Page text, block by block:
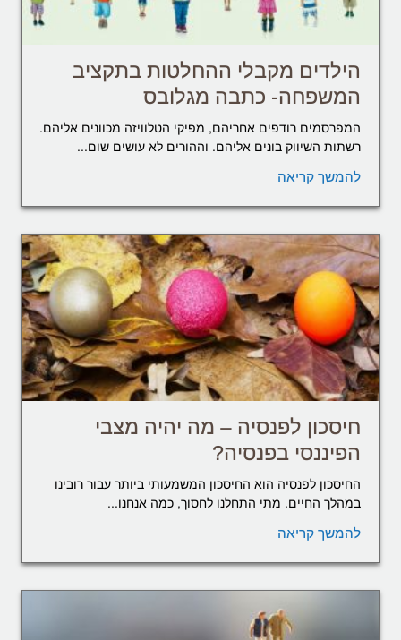
הילדים מקבלי ההחלטות בתקציב
המשפחה- כתבה מגלובס
המפרסמים רודפים אחריהם, מפיקי הטלוויזה מכוונים אליהם.
רשתות השיווק בונים אליהם. וההורים לא עושים שום...
להמשך קריאה
חיסכון לפנסיה – מה יהיה מצבי
הפיננסי בפנסיה?
החיסכון לפנסיה הוא החיסכון המשמעותי ביותר עבור רובינו
במהלך החיים. מתי התחלנו לחסוך, כמה אנחנו...
להמשך קריאה